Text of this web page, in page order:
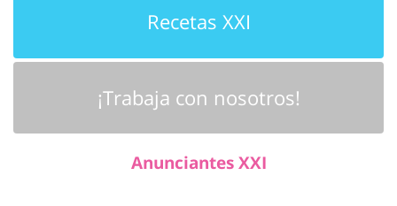
Recetas XXI
¡Trabaja con nosotros!
Anunciantes XXI